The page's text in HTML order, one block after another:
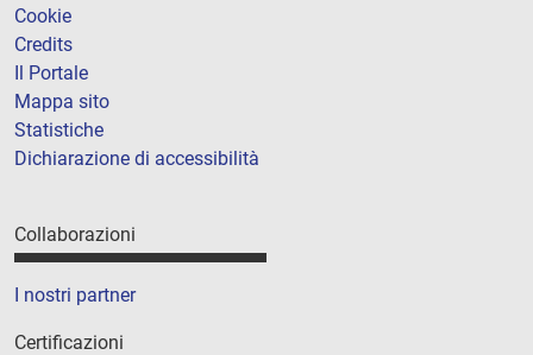
Cookie
Credits
Il Portale
Mappa sito
Statistiche
Dichiarazione di accessibilità
Collaborazioni
I nostri partner
Certificazioni